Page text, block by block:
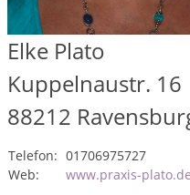
Elke Plato
Kuppelnaustr. 16
88212
Telefon: 01706975727
Web:
www.praxis-plato.de